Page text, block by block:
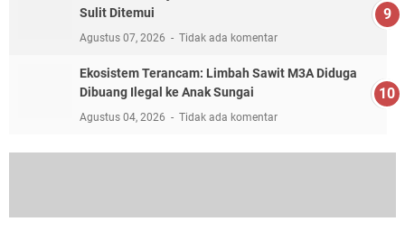
Sulit Ditemui
Agustus 07, 2026 Tidak ada komentar
Ekosistem Terancam: Limbah Sawit M3A Diduga
Dibuang Ilegal ke Anak Sungai
Agustus 04, 2026 Tidak ada komentar